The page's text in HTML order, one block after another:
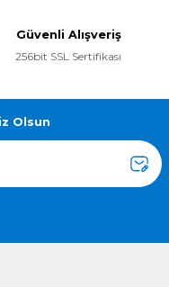
Güvenli Alışveriş
256bit SSL Sertifikası
Olsun